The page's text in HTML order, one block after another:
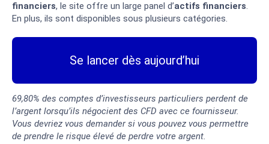
financiers, le site offre un large panel d’actifs financiers.
En plus, ils sont disponibles sous plusieurs catégories.
Se lancer dès aujourd’hui
69,80% des comptes d’investisseurs particuliers perdent de
l’argent lorsqu’ils négocient des CFD avec ce fournisseur.
Vous devriez vous demander si vous pouvez vous permettre
de prendre le risque élevé de perdre votre argent.